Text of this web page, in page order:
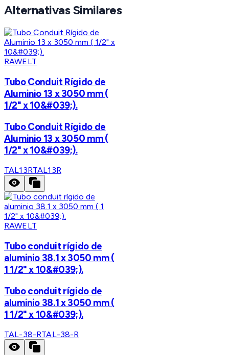
Alternativas Similares
RAWELT
Tubo Conduit Rígido de
Aluminio 13 x 3050 mm (
1/2" x 10&#039;).
Tubo Conduit Rígido de
Aluminio 13 x 3050 mm (
1/2" x 10&#039;).
TAL13RTAL13R
RAWELT
Tubo conduit rígido de
aluminio 38.1 x 3050 mm (
1 1/2" x 10&#039;).
Tubo conduit rígido de
aluminio 38.1 x 3050 mm (
1 1/2" x 10&#039;).
TAL-38-RTAL-38-R